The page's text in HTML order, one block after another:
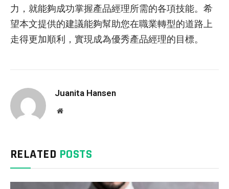
力，就能夠成功掌握產品經理所需的各項技能。希
望本文提供的建議能夠幫助您在職業轉型的道路上
走得更加順利，實現成為優秀產品經理的目標。
Juanita Hansen
Website
RELATED POSTS